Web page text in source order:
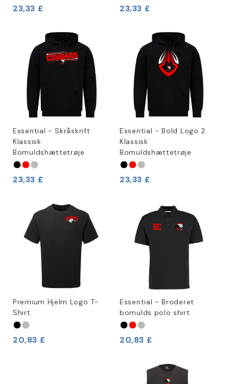
23,33 £ 23,33 £
Essential - Skråskrift
Klassisk
Bomuldshættetrøje
23,33 £
Essential - Bold Logo 2
Klassisk
Bomuldshættetrøje
23,33 £
Premium Hjelm Logo T-
Shirt
20,83 £
Essential - Broderet
bomulds polo shirt
20,83 £